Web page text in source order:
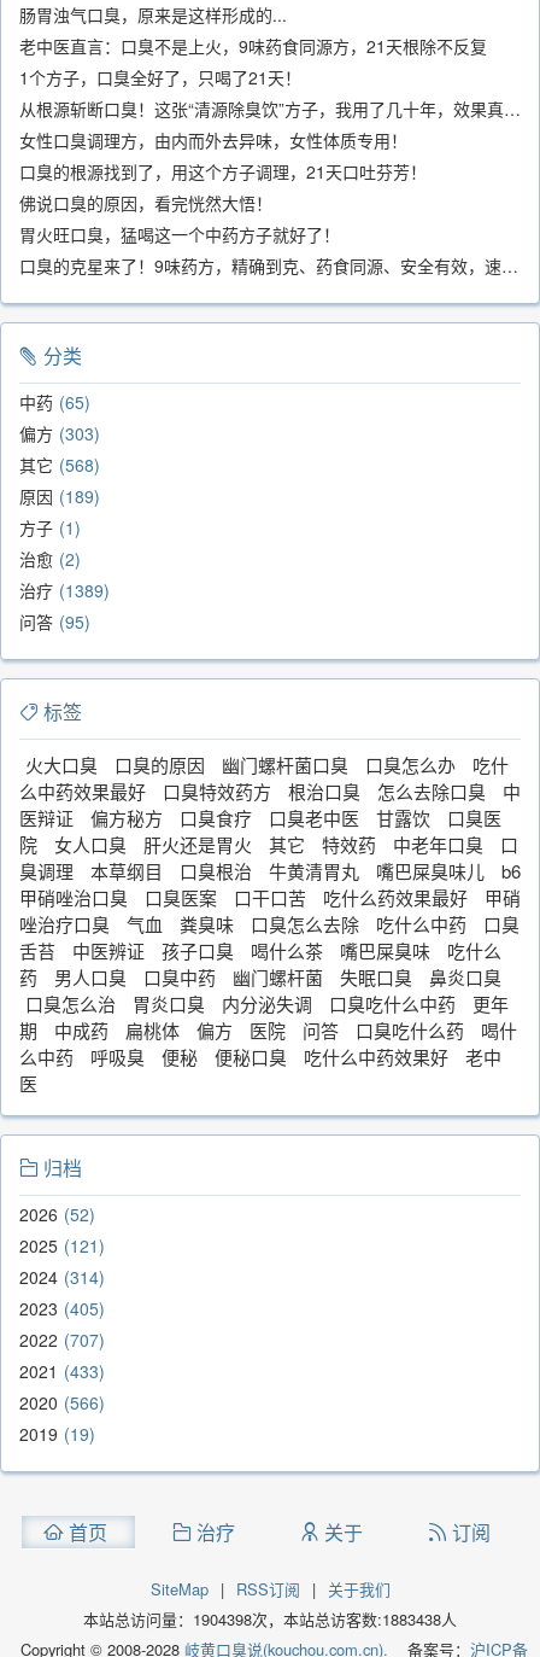
肠胃浊气口臭，原来是这样形成的...
老中医直言：口臭不是上火，9味药食同源方，21天根除不反复
1个方子，口臭全好了，只喝了21天！
从根源斩断口臭！这张“清源除臭饮”方子，我用了几十年，效果真不错
女性口臭调理方，由内而外去异味，女性体质专用！
口臭的根源找到了，用这个方子调理，21天口吐芬芳！
佛说口臭的原因，看完恍然大悟！
胃火旺口臭，猛喝这一个中药方子就好了！
口臭的克星来了！9味药方，精确到克、药食同源、安全有效，速看！
分类
中药 65
偏方 303
其它 568
原因 189
方子 1
治愈 2
治疗 1389
问答 95
标签
火大口臭 口臭的原因 幽门螺杆菌口臭 口臭怎么办
吃什
么中药效果最好
口臭特效药方 根治口臭 怎么去除口臭
中
医辩证
偏方秘方 口臭食疗 口臭老中医 甘露饮
口臭医
院
女人口臭 肝火还是胃火 其它 特效药 中老年口臭
口
臭调理
本草纲目 口臭根治 牛黄清胃丸 嘴巴屎臭味儿
b6
甲硝唑治口臭
口臭医案 口干口苦 吃什么药效果最好
甲硝
唑治疗口臭
气血 粪臭味 口臭怎么去除 吃什么中药
口臭
舌苔
中医辨证 孩子口臭 喝什么茶 嘴巴屎臭味
吃什么
药
男人口臭 口臭中药 幽门螺杆菌 失眠口臭
鼻炎口臭
口臭怎么治
胃炎口臭 内分泌失调 口臭吃什么中药
更年
期
中成药 扁桃体 偏方 医院 问答 口臭吃什么药
喝什
么中药
呼吸臭 便秘 便秘口臭 吃什么中药效果好
老中
医
归档
2026 52
2025 121
2024 314
2023 405
2022 707
2021
433
2020 566
2019 19
首页 治疗 关于 订阅
SiteMap | RSS订阅 |
关于我们
本站总访问量： 1904398次，本站总访客数:1883438人
Copyright © 2008-2028 岐黄口臭说(kouchou.com.cn). 备案号： 沪ICP备